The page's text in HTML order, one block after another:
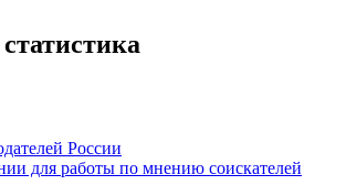
России
для работы по мнению соискателей